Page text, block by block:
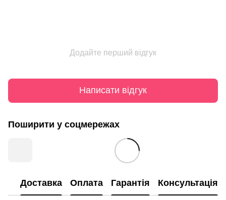
Додайте перший відгук
Написати відгук
Поширити у соцмережах
Доставка Оплата Гарантія Консультація